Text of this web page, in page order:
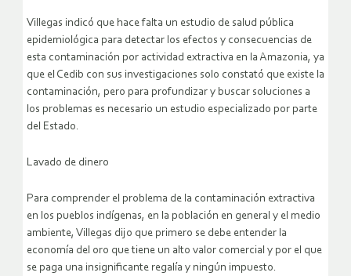
Villegas indicó que hace falta un estudio de salud pública
epidemiológica para detectar los efectos y consecuencias de
esta contaminación por actividad extractiva en la Amazonia, ya
que el Cedib con sus investigaciones solo constató que existe la
contaminación, pero para profundizar y buscar soluciones a
los problemas es necesario un estudio especializado por parte
del Estado.
Lavado de dinero
Para comprender el problema de la contaminación extractiva
en los pueblos indígenas, en la población en general y el medio
ambiente, Villegas dijo que primero se debe entender la
economía del oro que tiene un alto valor comercial y por el que
se paga una insignificante regalía y ningún impuesto.